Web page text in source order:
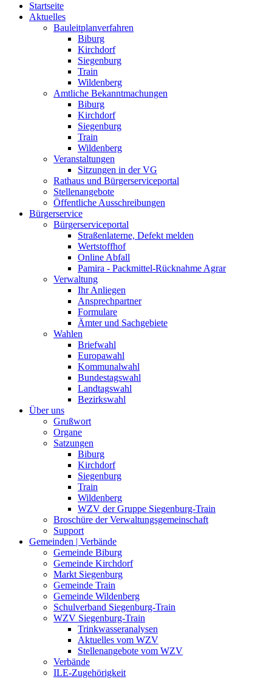
Startseite
Aktuelles
Bauleitplanverfahren
Biburg
Kirchdorf
Siegenburg
Train
Wildenberg
Amtliche Bekanntmachungen
Biburg
Kirchdorf
Siegenburg
Train
Wildenberg
Veranstaltungen
Sitzungen in der VG
Rathaus und Bürgerserviceportal
Stellenangebote
Öffentliche Ausschreibungen
Bürgerservice
Bürgerserviceportal
Straßenlaterne, Defekt melden
Wertstoffhof
Online Abfall
Pamira - Packmittel-Rücknahme Agrar
Verwaltung
Ihr Anliegen
Ansprechpartner
Formulare
Ämter und Sachgebiete
Wahlen
Briefwahl
Europawahl
Kommunalwahl
Bundestagswahl
Landtagswahl
Bezirkswahl
Über uns
Grußwort
Organe
Satzungen
Biburg
Kirchdorf
Siegenburg
Train
Wildenberg
WZV der Gruppe Siegenburg-Train
Broschüre der Verwaltungsgemeinschaft
Support
Gemeinden | Verbände
Gemeinde Biburg
Gemeinde Kirchdorf
Markt Siegenburg
Gemeinde Train
Gemeinde Wildenberg
Schulverband Siegenburg-Train
WZV Siegenburg-Train
Trinkwasseranalysen
Aktuelles vom WZV
Stellenangebote vom WZV
Verbände
ILE-Zugehörigkeit